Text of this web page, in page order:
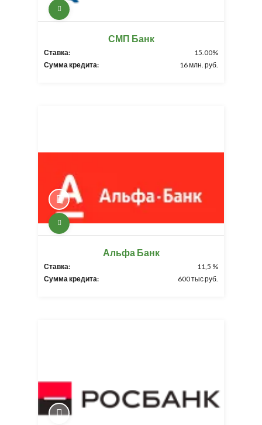
СМП Банк
Ставка:
15.00%
Сумма кредита:
16 млн. руб.
Альфа Банк
Ставка:
11,5 %
Сумма кредита:
600 тыс руб.